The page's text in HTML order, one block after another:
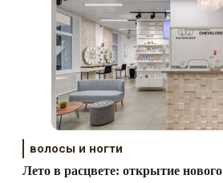
волосы и ногти
Лето в расцвете: открытие нового